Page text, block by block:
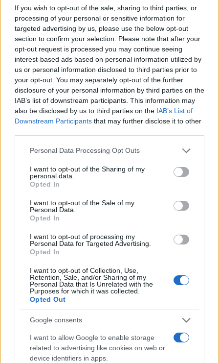
If you wish to opt-out of the sale, sharing to third parties, or
processing of your personal or sensitive information for
targeted advertising by us, please use the below opt-out
section to confirm your selection. Please note that after your
opt-out request is processed you may continue seeing
interest-based ads based on personal information utilized by
us or personal information disclosed to third parties prior to
your opt-out. You may separately opt-out of the further
disclosure of your personal information by third parties on the
IAB’s list of downstream participants. This information may
also be disclosed by us to third parties on the IAB’s List of
Downstream Participants that may further disclose it to other
Please note that this website/app uses one or more Google
not limited to your visit or usage behaviour. You may click to
grant or deny consent to Google and its third-party tags to
use your data for below specified purposes in below Google
consent section.
Personal Data Processing Opt Outs
I want to opt-out of the Sharing of my
personal data.
Opted In
I want to opt-out of the Sale of my
Personal Data.
Opted In
I want to opt-out of processing my
Personal Data for Targeted Advertising.
Opted In
I want to opt-out of Collection, Use,
Retention, Sale, and/or Sharing of my
Personal Data that Is Unrelated with the
Purposes for which it was collected.
Opted Out
Google consents
I want to allow Google to enable storage
related to advertising like cookies on web or
device identifiers in apps.
δύο πλευρές) δεν έχουν διασχίσει ακόμα τη
γραμμή τερματισμού», δήλωσε, θέλοντας να
διατηρήσει την ανωνυμία του.
ΔΙΑΦΗΜΙΣΗ
Αν τα χάσατε
Φωτιά στον Κουβαρά
Αττικής – Μήνυμα του 112
για εκκένωση του Αγίου
Στυλιανού προς Καλύβια
Η Μαρία
απαντά για τις
αντιληφθεί το
ο Θανάσης Αυγερινός
προσέγγισε